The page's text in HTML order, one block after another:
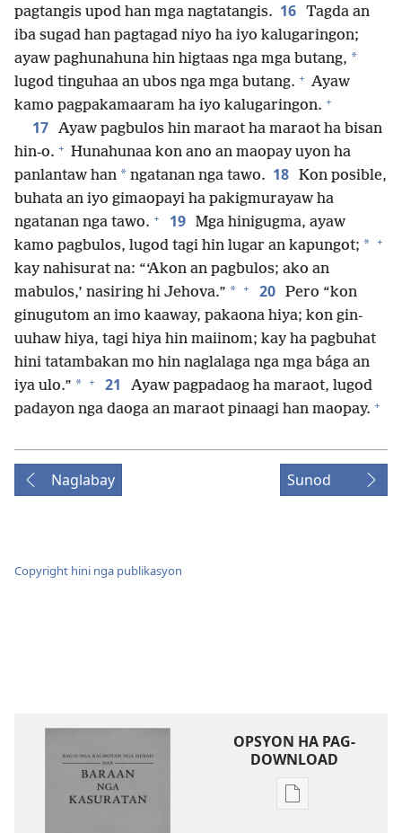
pagtangis upod han mga nagtatangis. 16 Tagda an
iba sugad han pagtagad niyo ha iyo kalugaringon;
ayaw paghunahuna hin higtaas nga mga butang, *
lugod tinguhaa an ubos nga mga butang. + Ayaw
kamo pagpakamaaram ha iyo kalugaringon. +
17 Ayaw pagbulos hin maraot ha maraot ha bisan
hin-o. + Hunahunaa kon ano an maopay uyon ha
panlantaw han * ngatanan nga tawo. 18 Kon posible,
buhata an iyo gimaopayi ha pakigmurayaw ha
ngatanan nga tawo. + 19 Mga hinigugma, ayaw
kamo pagbulos, lugod tagi hin lugar an kapungot; * +
kay nahisurat na: “‘Akon an pagbulos; ako an
mabulos,’ nasiring hi Jehova.” * + 20 Pero “kon
ginugutom an imo kaaway, pakaona hiya; kon gin-
uuhaw hiya, tagi hiya hin maiinom; kay ha pagbuhat
hini tatambakan mo hin naglalaga nga mga bága an
iya ulo.” * + 21
Ayaw pagpadaog ha maraot, lugod
padayon nga daoga an maraot pinaagi han maopay. +
Naglabay Sunod
Copyright hini nga publikasyon
OPSYON HA PAG-
DOWNLOAD
Opsyon